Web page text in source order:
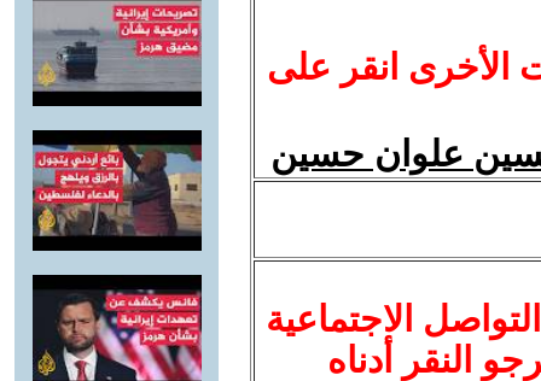
الأخرى انقر على
الاجتماعية
النقر أدناه